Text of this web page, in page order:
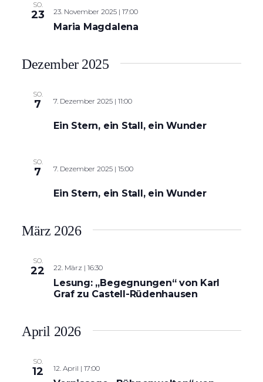
SO.
23 23. November 2025 | 17:00
Maria Magdalena
Dezember 2025
SO.
7 7. Dezember 2025 | 11:00
Ein Stern, ein Stall, ein Wunder
SO.
7 7. Dezember 2025 | 15:00
Ein Stern, ein Stall, ein Wunder
März 2026
SO.
22 22. März | 16:30
Lesung: „Begegnungen“ von Karl
Graf zu Castell-Rüdenhausen
April 2026
SO.
12 12. April | 17:00